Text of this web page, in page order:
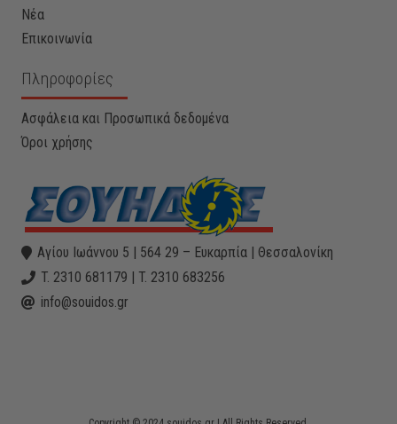
Νέα
Επικοινωνία
Πληροφορίες
Ασφάλεια και Προσωπικά δεδομένα
Όροι χρήσης
Αγίου Ιωάννου 5 | 564 29 – Ευκαρπία | Θεσσαλονίκη
T. 2310 681179 | T. 2310 683256
info@souidos.gr